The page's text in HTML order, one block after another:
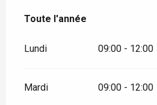
Toute l'année
Toute l'année
Lundi 09:00 - 12:00
Mardi 09:00 - 12:00